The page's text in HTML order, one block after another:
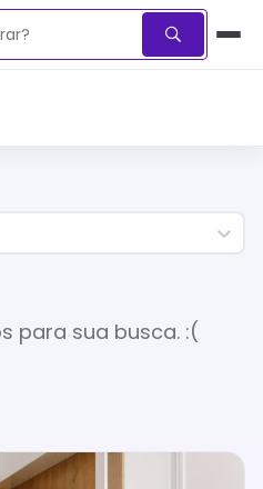
para sua busca. :(